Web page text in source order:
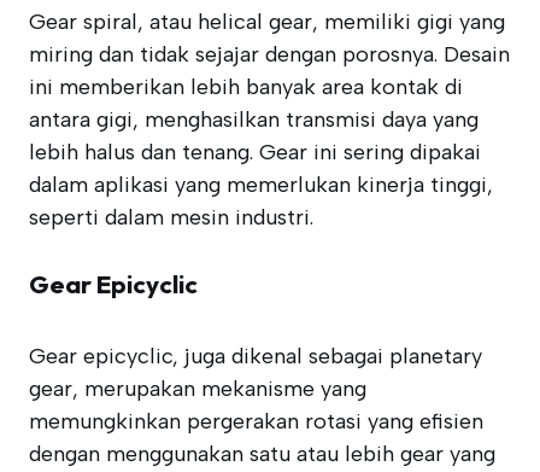
Gear spiral, atau helical gear, memiliki gigi yang
miring dan tidak sejajar dengan porosnya. Desain
ini memberikan lebih banyak area kontak di
antara gigi, menghasilkan transmisi daya yang
lebih halus dan tenang. Gear ini sering dipakai
dalam aplikasi yang memerlukan kinerja tinggi,
seperti dalam mesin industri.
Gear Epicyclic
Gear epicyclic, juga dikenal sebagai planetary
gear, merupakan mekanisme yang
memungkinkan pergerakan rotasi yang efisien
dengan menggunakan satu atau lebih gear yang